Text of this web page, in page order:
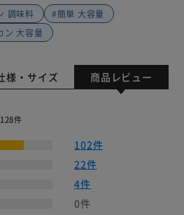
調味料
#簡単 大容量
ン 大容量
様・サイズ 商品レビュー
128件
102件
22件
4件
0件